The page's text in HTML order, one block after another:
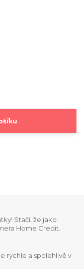
Stačí, že jako
Home Credit.
rychle a spolehlivě v